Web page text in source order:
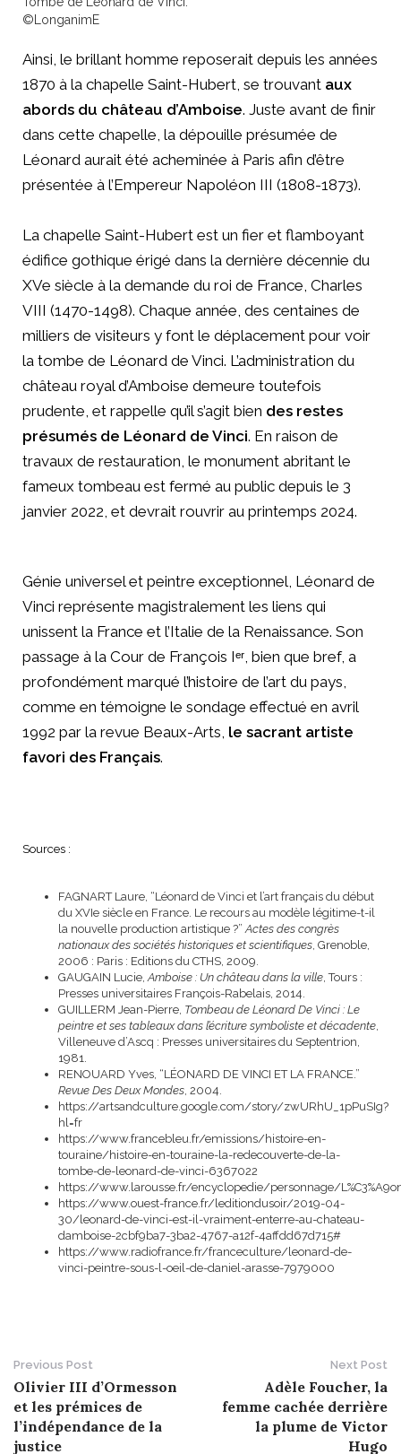
©LonganimE
Ainsi, le brillant homme reposerait depuis les années
1870 à la chapelle Saint-Hubert, se trouvant aux
abords du château d’Amboise. Juste avant de finir
dans cette chapelle, la dépouille présumée de
Léonard aurait été acheminée à Paris afin d’être
présentée à l’Empereur Napoléon III (1808-1873).
La chapelle Saint-Hubert est un fier et flamboyant
édifice gothique érigé dans la dernière décennie du
XVe siècle à la demande du roi de France, Charles
VIII (1470-1498). Chaque année, des centaines de
milliers de visiteurs y font le déplacement pour voir
la tombe de Léonard de Vinci. L’administration du
château royal d’Amboise demeure toutefois
prudente, et rappelle qu’il s’agit bien des restes
présumés de Léonard de Vinci. En raison de
travaux de restauration, le monument abritant le
fameux tombeau est fermé au public depuis le 3
janvier 2022, et devrait rouvrir au printemps 2024.
Génie universel et peintre exceptionnel, Léonard de
Vinci représente magistralement les liens qui
unissent la France et l’Italie de la Renaissance. Son
passage à la Cour de François Iᵉʳ, bien que bref, a
profondément marqué l’histoire de l’art du pays,
comme en témoigne le sondage effectué en avril
1992 par la revue Beaux-Arts, le sacrant artiste
favori des Français.
Sources :
FAGNART Laure, “Léonard de Vinci et l’art français du début
du XVIe siècle en France. Le recours au modèle légitime-t-il
la nouvelle production artistique ?”Actes des congrès
nationaux des sociétés historiques et scientifiques, Grenoble,
2006 : Paris : Editions du CTHS, 2009.
GAUGAIN Lucie, Amboise : Un château dans la ville, Tours :
Presses universitaires François-Rabelais, 2014.
GUILLERM Jean-Pierre, Tombeau de Léonard De Vinci : Le
peintre et ses tableaux dans l’écriture symboliste et décadente,
Villeneuve d’Ascq : Presses universitaires du Septentrion,
1981.
RENOUARD Yves, “LÉONARD DE VINCI ET LA FRANCE.”
Revue Des Deux Mondes, 2004.
https://artsandculture.google.com/story/zwURhU_1pPuSIg?
hl=fr
https://www.francebleu.fr/emissions/histoire-en-
touraine/histoire-en-touraine-la-redecouverte-de-la-
tombe-de-leonard-de-vinci-6367022
https://www.larousse.fr/encyclopedie/personnage/
https://www.ouest-france.fr/leditiondusoir/2019-04-
30/leonard-de-vinci-est-il-vraiment-enterre-au-chateau-
damboise-2cbf9ba7-3ba2-4767-a12f-4affdd67d715#
https://www.radiofrance.fr/franceculture/leonard-de-
vinci-peintre-sous-l-oeil-de-daniel-arasse-7979000
P
o
Previous Post
Olivier III d’Ormesson
et les prémices de
l’indépendance de la
justice
Next Post
Adèle Foucher, la
femme cachée derrière
la plume de Victor
Hugo